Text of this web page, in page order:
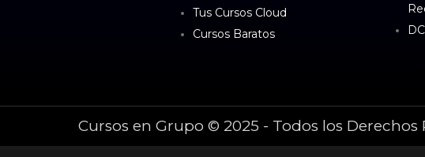
Tus Cursos Cloud
Cursos Baratos
Cursos en Grupo © 2025 - Todos los Derechos